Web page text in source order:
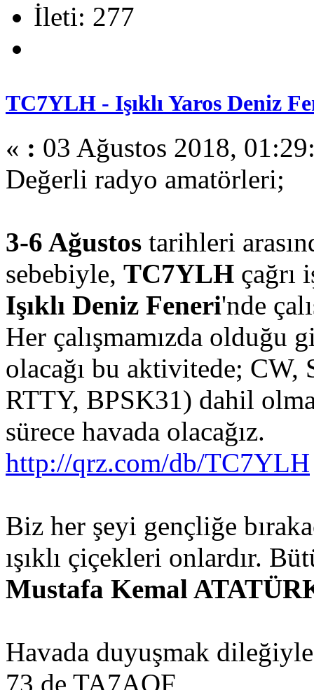
İleti: 277
TC7YLH - Işıklı Yaros Deniz
« : 03 Ağustos 2018,
Değerli radyo amatörleri;
3-6 Ağustos tarihleri
sebebiyle, TC7YLH çağrı
Işıklı Deniz Feneri'nde
Her çalışmamızda olduğu
olacağı bu aktivitede;
RTTY, BPSK31) dahil
sürece havada olacağız.
http://qrz.com/db/TC7YLH
Biz her şeyi gençliğe
ışıklı çiçekleri onlardır.
Mustafa Kemal
Havada duyuşmak
73 de TA7AOF